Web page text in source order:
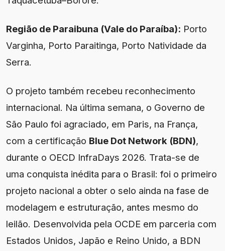
Região de Paraibuna (Vale do Paraíba): Porto
Varginha, Porto Paraitinga, Porto Natividade da
Serra.
O projeto também recebeu reconhecimento
internacional. Na última semana, o Governo de
São Paulo foi agraciado, em Paris, na França,
com a certificação Blue Dot Network (BDN),
durante o OECD InfraDays 2026. Trata-se de
uma conquista inédita para o Brasil: foi o primeiro
projeto nacional a obter o selo ainda na fase de
modelagem e estruturação, antes mesmo do
leilão. Desenvolvida pela OCDE em parceria com
Estados Unidos, Japão e Reino Unido, a BDN